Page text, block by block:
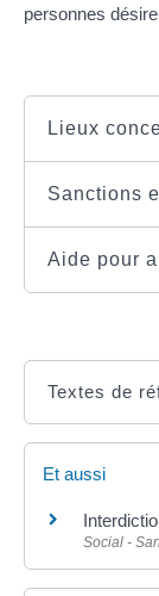
personnes
Lieux
Sanctions
Aide pour
Textes de
Et aussi
Social -